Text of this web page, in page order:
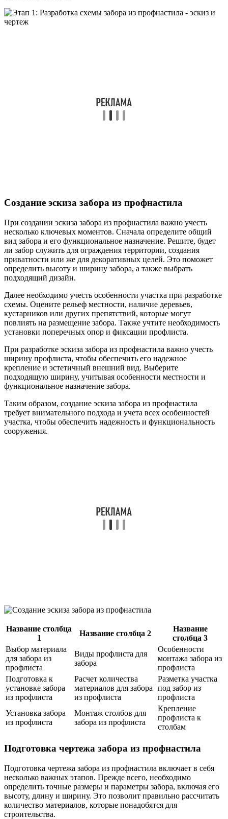
Создание эскиза забора из профнастила
При создании эскиза забора из профнастила важно учесть
несколько ключевых моментов. Сначала определите общий
вид забора и его функциональное назначение. Решите, будет
ли забор служить для ограждения территории, создания
приватности или же для декоративных целей. Это поможет
определить высоту и ширину забора, а также выбрать
подходящий дизайн.
Далее необходимо учесть особенности участка при разработке
схемы. Оцените рельеф местности, наличие деревьев,
кустарников или других препятствий, которые могут
повлиять на размещение забора. Также учтите необходимость
установки поперечных опор и фиксации профлиста.
При разработке эскиза забора из профнастила важно учесть
ширину профлиста, чтобы обеспечить его надежное
крепление и эстетичный внешний вид. Выберите
подходящую ширину, учитывая особенности местности и
функциональное назначение забора.
Таким образом, создание эскиза забора из профнастила
требует внимательного подхода и учета всех особенностей
участка, чтобы обеспечить надежность и функциональность
сооружения.
Название столбца
1
Название столбца 2
Название
столбца 3
Выбор материала
для забора из
профлиста
Виды профлиста для
забора
Особенности
монтажа забора из
профлиста
Подготовка к
установке забора
из профлиста
Расчет количества
материалов для забора
из профлиста
Разметка участка
под забор из
профлиста
Установка забора
из профлиста
Монтаж столбов для
забора из профлиста
Крепление
профлиста к
столбам
Подготовка чертежа забора из профнастила
Подготовка чертежа забора из профнастила включает в себя
несколько важных этапов. Прежде всего, необходимо
определить точные размеры и параметры забора, включая его
высоту, длину и ширину. Это позволит правильно рассчитать
количество материалов, которые понадобятся для
строительства.